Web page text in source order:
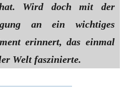
Wird doch mit der
an ein wichtiges
erinnert, das einmal
Welt faszinierte.